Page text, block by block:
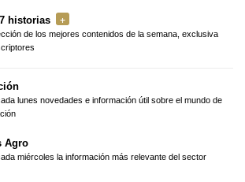
historias
de los mejores contenidos de la semana, exclusiva
lunes novedades e información útil sobre el mundo de
Agro
miércoles la información más relevante del sector